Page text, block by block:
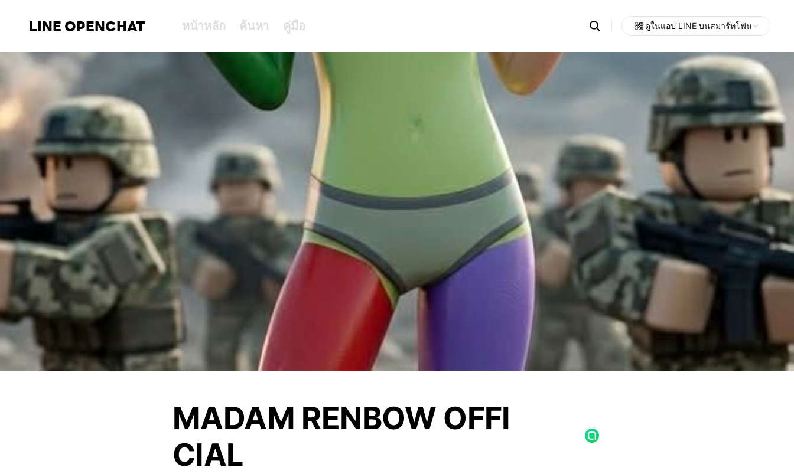
LINE OPENCHAT หน้าหลัก ค้นหา คู่มือ Search
OpenChats
messages
search
ดูในแอป LINE บนสมาร์ทโฟน
MADAM RENBOW OFFI
CIAL